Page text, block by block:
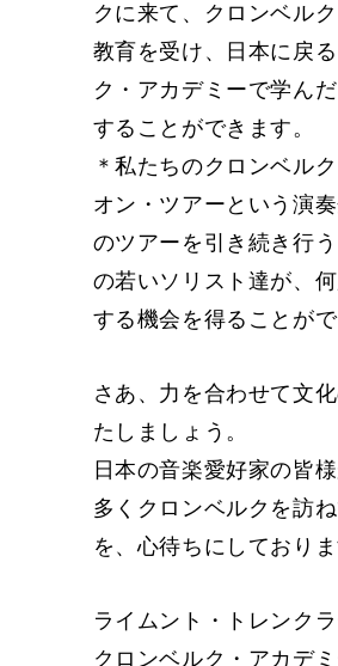
クに来て、クロンベル
教育を受け、日本に戻
ク・アカデミーで学ん
することができます。
＊私たちのクロンベル
オン・ツアーという演
のツアーを引き続き行
の若いソリスト達が、
する機会を得ることがで
さあ、力を合わせて文
たしましょう。
日本の音楽愛好家の皆
多くクロンベルクを訪
を、心待ちにしておりま
ライムント・トレンク
クロンベルク・アカデ